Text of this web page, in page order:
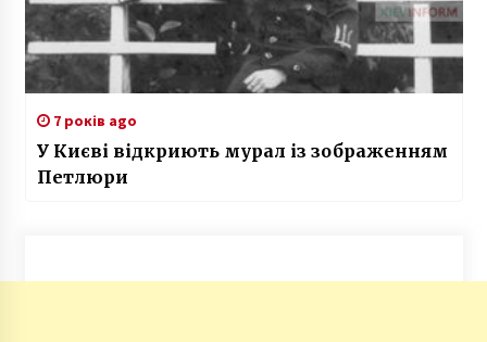
7 років ago
У Києві відкриють мурал із зображенням
Петлюри